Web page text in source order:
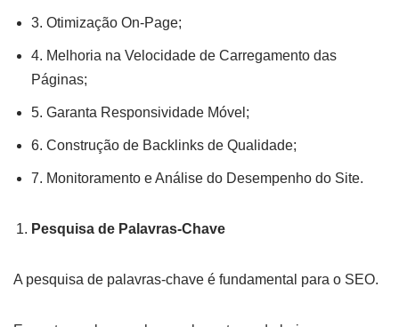
3. Otimização On-Page;
4. Melhoria na Velocidade de Carregamento das
Páginas;
5. Garanta Responsividade Móvel;
6. Construção de Backlinks de Qualidade;
7. Monitoramento e Análise do Desempenho do Site.
Pesquisa de Palavras-Chave
A pesquisa de palavras-chave é fundamental para o SEO.